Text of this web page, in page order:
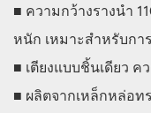
■ ความกว้างรางนำ
หนัก เหมาะสำหรับกา
■ เตียงแบบชิ้นเดียว ค
■ ผลิตจากเหล็กหล่อ